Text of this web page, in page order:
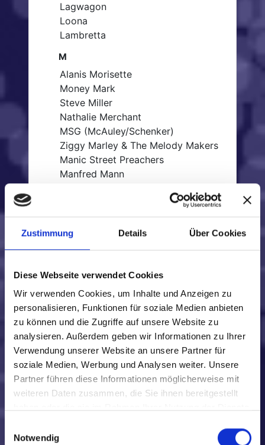
Zustimmung Details Über Cookies
Diese Webseite verwendet Cookies
Wir verwenden Cookies, um Inhalte und Anzeigen zu
personalisieren, Funktionen für soziale Medien anbieten
zu können und die Zugriffe auf unsere Website zu
analysieren. Außerdem geben wir Informationen zu Ihrer
Verwendung unserer Website an unsere Partner für
soziale Medien, Werbung und Analysen weiter. Unsere
Partner führen diese Informationen möglicherweise mit
weiteren Daten zusammen, die Sie ihnen bereitgestellt
Notwendig
Lagwagon
Loona
Lambretta
M
Alanis Morisette
Money Mark
Steve Miller
Nathalie Merchant
MSG (McAuley/Schenker)
Ziggy Marley & The Melody Makers
Manic Street Preachers
Manfred Mann
Molly Hatchet
Motorpsycho
Muse
Mercury Rev
Mo Solid Gold
Mudvayne
Muddy Waters Tribute Band
N
Nickelback
Gianna Nannini
New Legend
Nazareth